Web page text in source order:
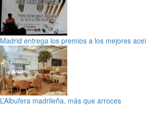
Madrid entrega los premios a los mejores
L’Albufera madrileña, más que arroces